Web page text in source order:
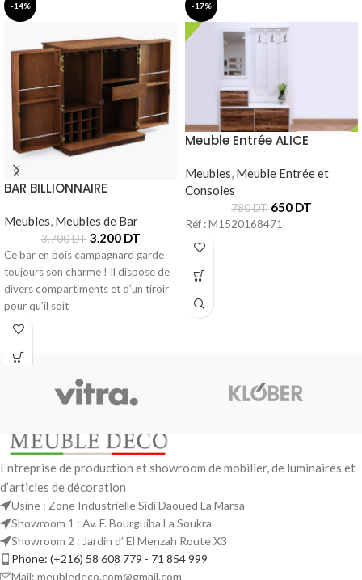
-14%
BAR BILLIONNAIRE
Meubles, Meubles de Bar
3.700DT 3.200 DT
Ce bar en bois campagnard garde
toujours son charme ! Il dispose de
divers compartiments et d’un tiroir
pour qu’il soit
-17%
Meuble Entrée ALICE
Meubles, Meuble Entrée et
Consoles
780DT 650 DT
Réf : M1520168471
Entreprise de production et showroom de mobilier, de luminaires et
d’articles de décoration
Usine : Zone Industrielle Sidi Daoued La Marsa
Showroom 1 : Av. F. Bourguiba La Soukra
Showroom 2 : Jardin d’ El Menzah Route X3
Phone: (+216) 58 608 779 - 71 854 999
Mail: meubledeco.com@gmail.com